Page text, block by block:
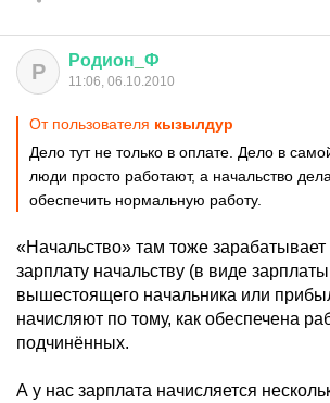
Р Родион Ф
11:06, 06.10.2010
От пользователя кызылдур
Дело тут не только в оплате. Дело в
люди просто работают, а начальство
обеспечить нормальную работу.
«Начальство» там тоже зарабатывает
зарплату начальству (в виде
вышестоящего начальника или
начисляют по тому, как обеспечена
подчинённых.
А у нас зарплата начисляется